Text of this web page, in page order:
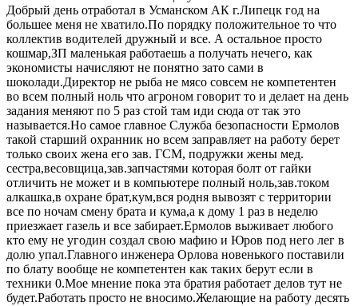
Добрый день отработал в Усманском АК г.Липецк год на
большее меня не хватило.По порядку положительное то что
коллектив водителей дружный и все. А остальное просто
кошмар,ЗП маленькая работаешь а получать нечего, как
экономисты начисляют не понятно зато сами в
шоколади.Директор не рыба не мясо совсем не компетентен
во всем полный ноль что агроном говорит то и делает на день
задания меняют по 5 раз стой там иди сюда от так это
называется.Но самое главное Служба безопасности Ермолов
такой старший охранник но всем заправляет на работу берет
только своих жена его зав. ГСМ, подружки жены мед.
сестра,весовщица,зав.запчастями которая болт от гайки
отличить не может и в компьютере полный ноль,зав.током
алкашка,в охране брат,кум,вся родня вывозят с территории
все по ночам смену брата и кума,а к дому 1 раз в неделю
приезжает газель и все забирает.Ермолов выживает любого
кто ему не угодин создал свою мафию и Юров под него лег в
долю упал.Главного инженера Орлова новенького поставили
по блату вообще не компетентен как таких берут если в
техники 0.Мое мнение пока эта братия работает делов тут не
будет.Работать просто не вносимо.Желающие на работу десять